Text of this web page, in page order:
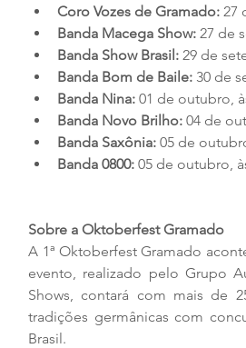
Coro Vozes de Gramado: 27
Banda Macega Show: 27 de
Banda Show Brasil: 29 de
Banda Bom de Baile: 30 de
Banda Nina: 01 de outubro,
Banda Novo Brilho: 04 de
Banda Saxônia: 05 de
Banda 0800: 05 de outubro,
Sobre a Oktoberfest Gramado
A 1ª Oktoberfest Gramado
evento, realizado pelo Grupo
Shows, contará com mais de
tradições germânicas com
Brasil.